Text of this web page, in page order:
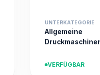
UNTERKATEGORIE
Allgemeine
VERFÜGBAR